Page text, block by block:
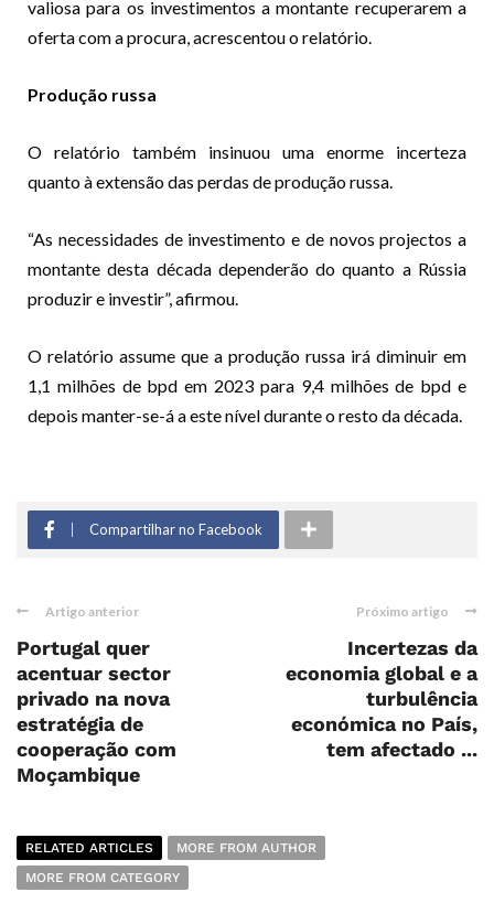
valiosa para os investimentos a montante recuperarem a
oferta com a procura, acrescentou o relatório.
Produção russa
O relatório também insinuou uma enorme incerteza
quanto à extensão das perdas de produção russa.
“As necessidades de investimento e de novos projectos a
montante desta década dependerão do quanto a Rússia
produzir e investir”, afirmou.
O relatório assume que a produção russa irá diminuir em
1,1 milhões de bpd em 2023 para 9,4 milhões de bpd e
depois manter-se-á a este nível durante o resto da década.
Compartilhar no Facebook
Artigo anterior
Portugal quer
acentuar sector
privado na nova
estratégia de
cooperação com
Moçambique
Próximo artigo
Incertezas da
economia global e a
turbulência
económica no País,
tem afectado ...
RELATED ARTICLES
MORE FROM AUTHOR
MORE FROM CATEGORY